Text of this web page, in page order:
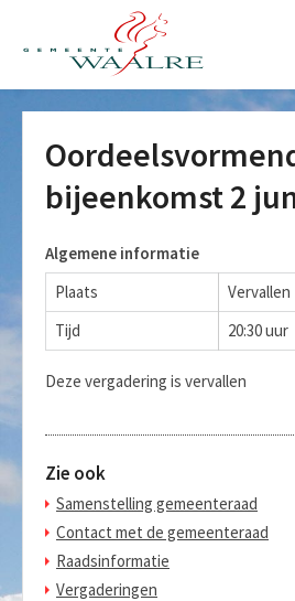
bijeenkomst 2
Algemene informatie
Plaats
Vervallen
Tijd
20:30 uur
Deze vergadering is vervallen
Zie ook
Samenstelling gemeenteraad
Contact met de gemeenteraad
Raadsinformatie
Vergaderingen